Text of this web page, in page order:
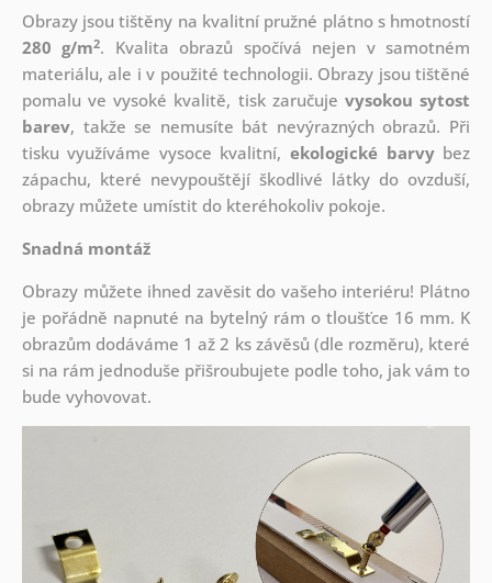
Obrazy jsou tištěny na kvalitní pružné plátno s hmotností
280 g/m2. Kvalita obrazů spočívá nejen v samotném
materiálu, ale i v použité technologii. Obrazy jsou tištěné
pomalu ve vysoké kvalitě, tisk zaručuje vysokou sytost
barev, takže se nemusíte bát nevýrazných obrazů. Při
tisku využíváme vysoce kvalitní,ekologické barvybez
zápachu, které nevypouštějí škodlivé látky do ovzduší,
obrazy můžete umístit do kteréhokoliv pokoje.
Snadná montáž
Obrazy můžete ihned zavěsit do vašeho interiéru! Plátno
je pořádně napnuté na bytelný rám o tloušťce 16 mm. K
obrazům dodáváme 1 až 2 ks závěsů (dle rozměru), které
si na rám jednoduše přišroubujete podle toho, jak vám to
bude vyhovovat.